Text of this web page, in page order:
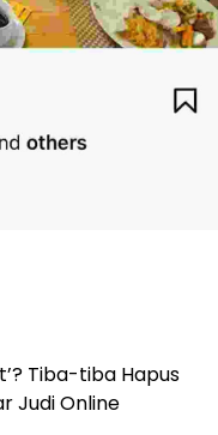
Tiba-tiba Hapus
Judi Online